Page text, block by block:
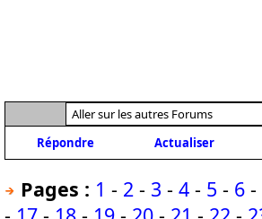
Répondre
Actualiser
Pages : 1 - 2 - 3 - 4 - 5 - 6 -